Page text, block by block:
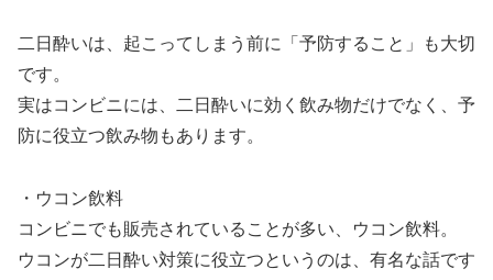
二日酔いは、起こってしまう前に「予防すること」も大切
です。
実はコンビニには、二日酔いに効く飲み物だけでなく、予
防に役立つ飲み物もあります。
・ウコン飲料
コンビニでも販売されていることが多い、ウコン飲料。
ウコンが二日酔い対策に役立つというのは、有名な話です